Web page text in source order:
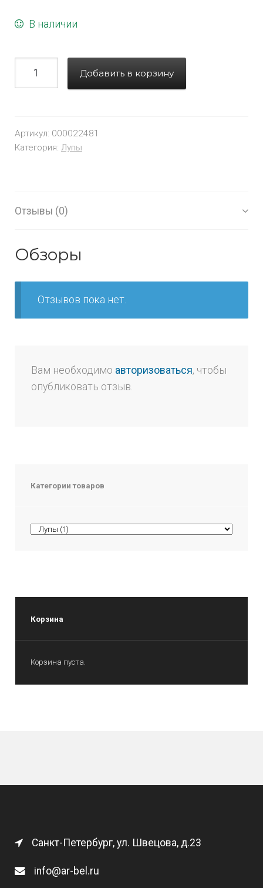
В наличии
Добавить в корзину
Артикул: 000022481
Категория: Лупы
Отзывы (0)
Обзоры
Отзывов пока нет.
Вам необходимо авторизоваться, чтобы
опубликовать отзыв.
Категории товаров
Корзина
Корзина пуста.
Санкт-Петербург, ул. Швецова, д.23
info@ar-bel.ru